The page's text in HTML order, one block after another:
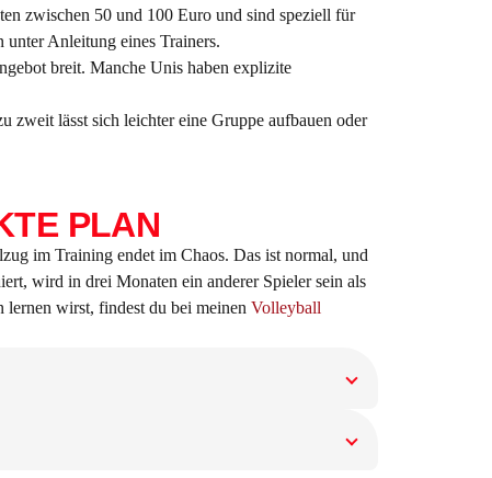
zwischen 50 und 100 Euro und sind speziell für
Anleitung eines Trainers.
breit. Manche Unis haben explizite
zweit lässt sich leichter eine Gruppe aufbauen oder
PLAN
im Training endet im Chaos. Das ist normal, und
wird in drei Monaten ein anderer Spieler sein als
wirst, findest du bei meinen Volleyball